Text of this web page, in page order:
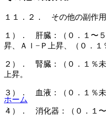
１１．２． その他の副作用
１）． 肝臓：（０．１〜
昇、Ａｌ−Ｐ上昇、（０．１
２）． 腎臓：（０．１％
上昇。
３）． 血液：（０．１％未
４）． 消化器：（０．１
ホーム